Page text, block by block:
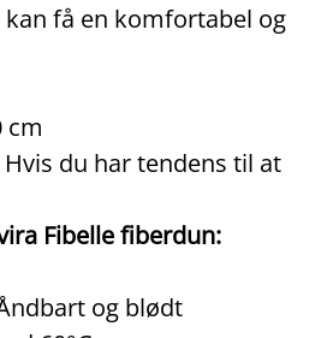
få en komfortabel og
cm
Hvis du har tendens til at
Fibelle fiberdun:
og blødt